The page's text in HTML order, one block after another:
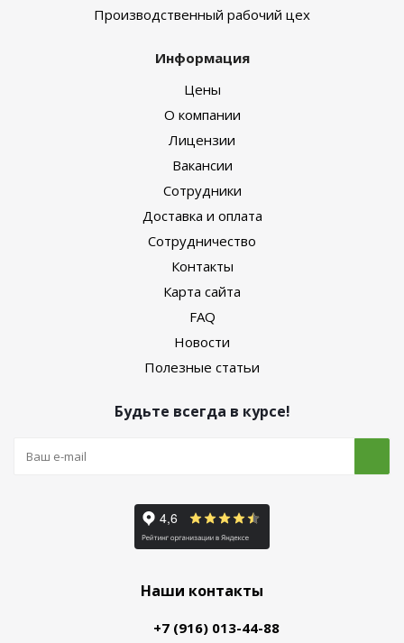
Производственный рабочий цех
Информация
Цены
О компании
Лицензии
Вакансии
Сотрудники
Доставка и оплата
Сотрудничество
Контакты
Карта сайта
FAQ
Новости
Полезные статьи
Будьте всегда в курсе!
Наши контакты
+7 (916) 013-44-88